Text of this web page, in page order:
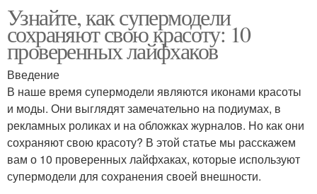
Узнайте, как супермодели
сохраняют свою красоту: 10
проверенных лайфхаков
Введение
В наше время супермодели являются иконами красоты
и моды. Они выглядят замечательно на подиумах, в
рекламных роликах и на обложках журналов. Но как они
сохраняют свою красоту? В этой статье мы расскажем
вам о 10 проверенных лайфхаках, которые используют
супермодели для сохранения своей внешности.